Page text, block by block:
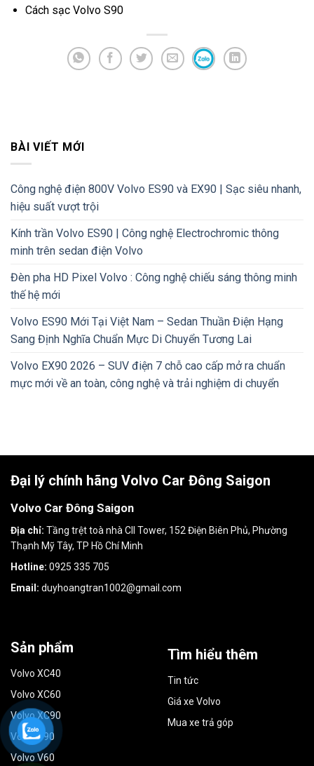
Cách sạc Volvo S90
BÀI VIẾT MỚI
Công nghệ điện 800V Volvo ES90 và EX90 | Sạc siêu nhanh,
hiệu suất vượt trội
Kính trần Volvo ES90 | Công nghệ Electrochromic thông
minh trên sedan điện Volvo
Đèn pha HD Pixel Volvo : Công nghệ chiếu sáng thông minh
thế hệ mới
Volvo ES90 Mới Tại Việt Nam – Sedan Thuần Điện Hạng
Sang Định Nghĩa Chuẩn Mực Di Chuyển Tương Lai
Volvo EX90 2026 – SUV điện 7 chỗ cao cấp mở ra chuẩn
mực mới về an toàn, công nghệ và trải nghiệm di chuyển
Đại lý chính hãng Volvo Car Đông Saigon
Volvo Car Đông Saigon
Địa chỉ: Tầng trệt toà nhà CII Tower, 152 Điện Biên Phủ, Phường
Thạnh Mỹ Tây, TP Hồ Chí Minh
Hotline: 0925 335 705
Email: duyhoangtran1002@gmail.com
Sản phẩm
Volvo XC40
Volvo XC60
Volvo XC90
Volvo S90
Volvo V60
Tìm hiểu thêm
Tin tức
Giá xe Volvo
Mua xe trả góp